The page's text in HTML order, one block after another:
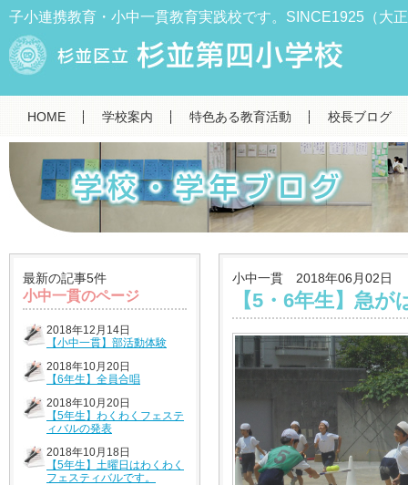
子小連携教育・小中一貫教育実践校です。SINCE1925（大
HOME 学校案内 特色ある教育活動 校長ブログ
最新の記事5件
小中一貫のページ
2018年12月14日
【小中一貫】部活動体験
2018年10月20日
【6年生】全員合唱
2018年10月20日
【5年生】わくわくフェステ
ィバルの発表
2018年10月18日
【5年生】土曜日はわくわく
フェスティバルです。
小中一貫 2018年06月02日
【5・6年生】急が